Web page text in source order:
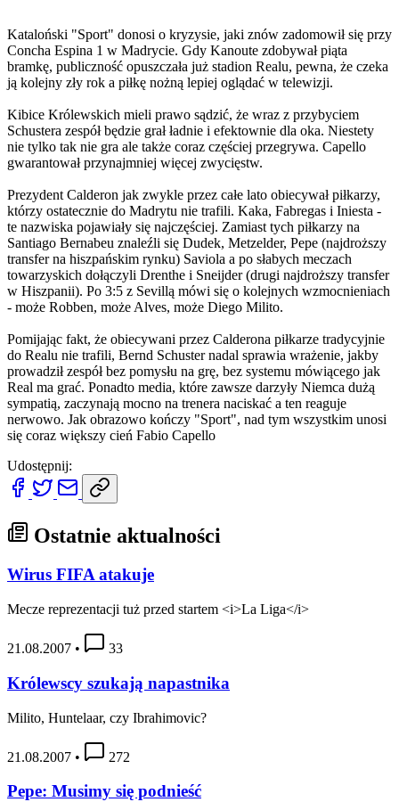
Kataloński "Sport" donosi o kryzysie, jaki znów zadomowił się przy
Concha Espina 1 w Madrycie. Gdy Kanoute zdobywał piąta
bramkę, publiczność opuszczała już stadion Realu, pewna, że czeka
ją kolejny zły rok a piłkę nożną lepiej oglądać w telewizji.
Kibice Królewskich mieli prawo sądzić, że wraz z przybyciem
Schustera zespół będzie grał ładnie i efektownie dla oka. Niestety
nie tylko tak nie gra ale także coraz częściej przegrywa. Capello
gwarantował przynajmniej więcej zwycięstw.
Prezydent Calderon jak zwykle przez całe lato obiecywał piłkarzy,
którzy ostatecznie do Madrytu nie trafili. Kaka, Fabregas i Iniesta -
te nazwiska pojawiały się najczęściej. Zamiast tych piłkarzy na
Santiago Bernabeu znaleźli się Dudek, Metzelder, Pepe (najdroższy
transfer na hiszpańskim rynku) Saviola a po słabych meczach
towarzyskich dołączyli Drenthe i Sneijder (drugi najdroższy transfer
w Hiszpanii). Po 3:5 z Sevillą mówi się o kolejnych wzmocnieniach
- może Robben, może Alves, może Diego Milito.
Pomijając fakt, że obiecywani przez Calderona piłkarze tradycyjnie
do Realu nie trafili, Bernd Schuster nadal sprawia wrażenie, jakby
prowadził zespół bez pomysłu na grę, bez systemu mówiącego jak
Real ma grać. Ponadto media, które zawsze darzyły Niemca dużą
sympatią, zaczynają mocno na trenera naciskać a ten reaguje
nerwowo. Jak obrazowo kończy "Sport", nad tym wszystkim unosi
się coraz większy cień Fabio Capello
Udostępnij:
Ostatnie aktualności
Wirus FIFA atakuje
Mecze reprezentacji tuż przed startem <i>La Liga</i>
21.08.2007 • 33
Królewscy szukają napastnika
Milito, Huntelaar, czy Ibrahimovic?
21.08.2007 • 272
Pepe: Musimy się podnieść